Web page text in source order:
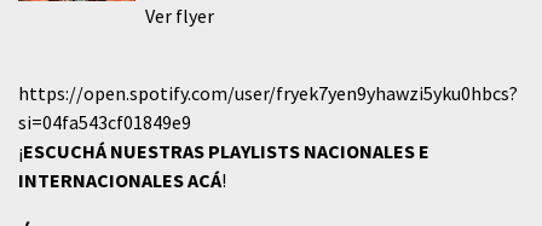
Ver flyer
https://open.spotify.com/user/fryek7yen9yhawzi5yku0hbcs?
si=04fa543cf01849e9
¡ESCUCHÁ NUESTRAS PLAYLISTS NACIONALES E
INTERNACIONALESACÁ!